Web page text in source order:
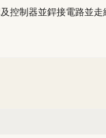
控制器並銲接電路並